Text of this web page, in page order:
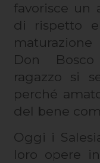
favorisce un
di rispetto
Don
ragazzo si
perché
del bene
Oggi i
loro opere